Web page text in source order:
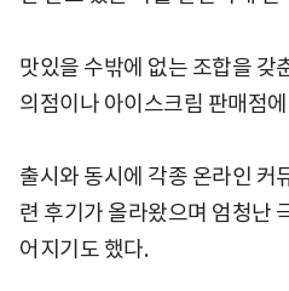
맛있을 수밖에 없는 조합을 갖
의점이나 아이스크림 판매점
출시와 동시에 각종 온라인 커
련 후기가 올라왔으며 엄청난
어지기도 했다.